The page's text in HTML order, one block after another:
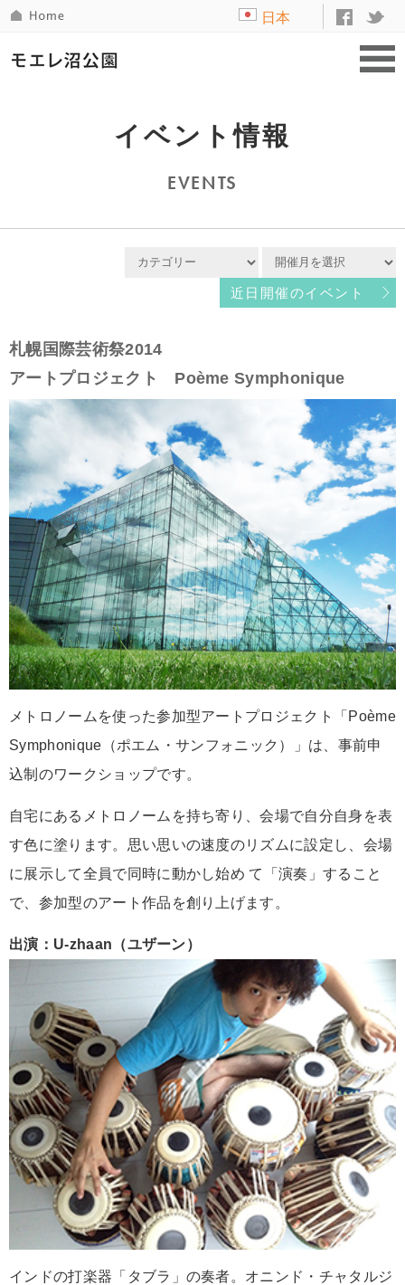
日本
イベント情報
EVENTS
近日開催のイベント
札幌国際芸術祭2014
アートプロジェクト Poème Symphonique
メトロノームを使った参加型アートプロジェクト「Poème
Symphonique（ポエム・サンフォニック）」は、事前申
込制のワークショップです。
自宅にあるメトロノームを持ち寄り、会場で自分自身を表
す色に塗ります。思い思いの速度のリズムに設定し、会場
に展示して全員で同時に動かし始め て「演奏」すること
で、参加型のアート作品を創り上げます。
出演：U-zhaan（ユザーン）
インドの打楽器「タブラ」の奏者。オニンド・チャタルジ